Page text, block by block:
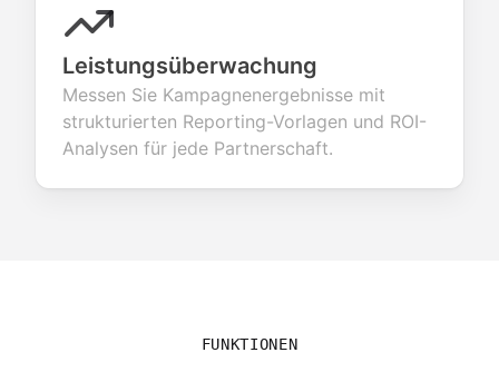
Leistungsüberwachung
Messen Sie Kampagnenergebnisse mit
strukturierten Reporting-Vorlagen und ROI-
Analysen für jede Partnerschaft.
FUNKTIONEN